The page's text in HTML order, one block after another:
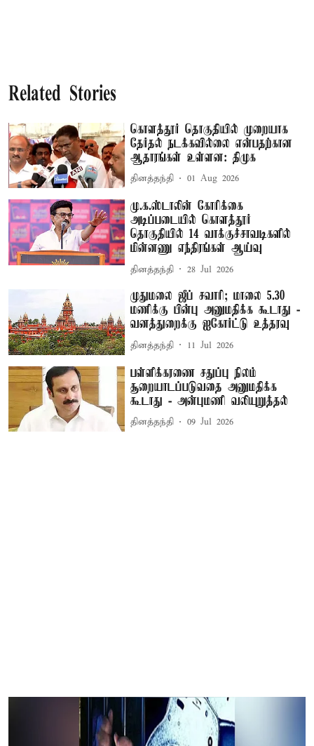
Related Stories
கொளத்தூர் தொகுதியில் முறையாக
தேர்தல் நடக்கவில்லை என்பதற்கான
ஆதாரங்கள் உள்ளன: திமுக
தினத்தந்தி 01 Aug 2026
மு.க.ஸ்டாலின் கோரிக்கை
அடிப்படையில் கொளத்தூர்
தொகுதியில் 14 வாக்குச்சாவடிகளில்
மின்னணு எந்திரங்கள் ஆய்வு
தினத்தந்தி 28 Jul 2026
முதுமலை ஜீப் சவாரி; மாலை 5.30
மணிக்கு பின்பு அனுமதிக்க கூடாது -
வனத்துறைக்கு ஐகோர்ட்டு உத்தரவு
தினத்தந்தி 11 Jul 2026
பள்ளிக்கரணை சதுப்பு நிலம்
சூறையாடப்படுவதை அனுமதிக்க
கூடாது - அன்புமணி வலியுறுத்தல்
தினத்தந்தி 09 Jul 2026